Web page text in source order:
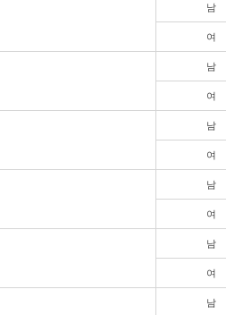
남
여
남
여
남
여
남
여
남
여
남